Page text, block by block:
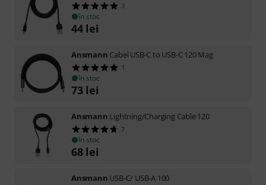
3
în stoc
44 lei
Ansmann Cabel USB-C to USB-C 120 Mag
1
în stoc
73 lei
Ansmann Lightning/Charging Cable 120
7
în stoc
68 lei
Ansmann USB-C/ USB-A 100